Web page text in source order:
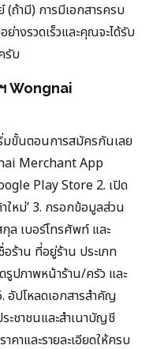
ถ้ามี) การมีเอกสารครบ
ย่างรวดเร็วและคุณจะได้รับ
รับ
Wongnai
มขั้นตอนการสมัครกันเลย
Merchant App
Play Store 2. เปิด
ใหม่’ 3. กรอกข้อมูลส่วน
ล เบอร์โทรศัพท์ และ
ร้าน ที่อยู่ร้าน ประเภท
รูปภาพหน้าร้าน/ครัว และ
อัปโหลดเอกสารสำคัญ
ะชาชนและสำเนาบัญชี
คาและรายละเอียดให้ครบ